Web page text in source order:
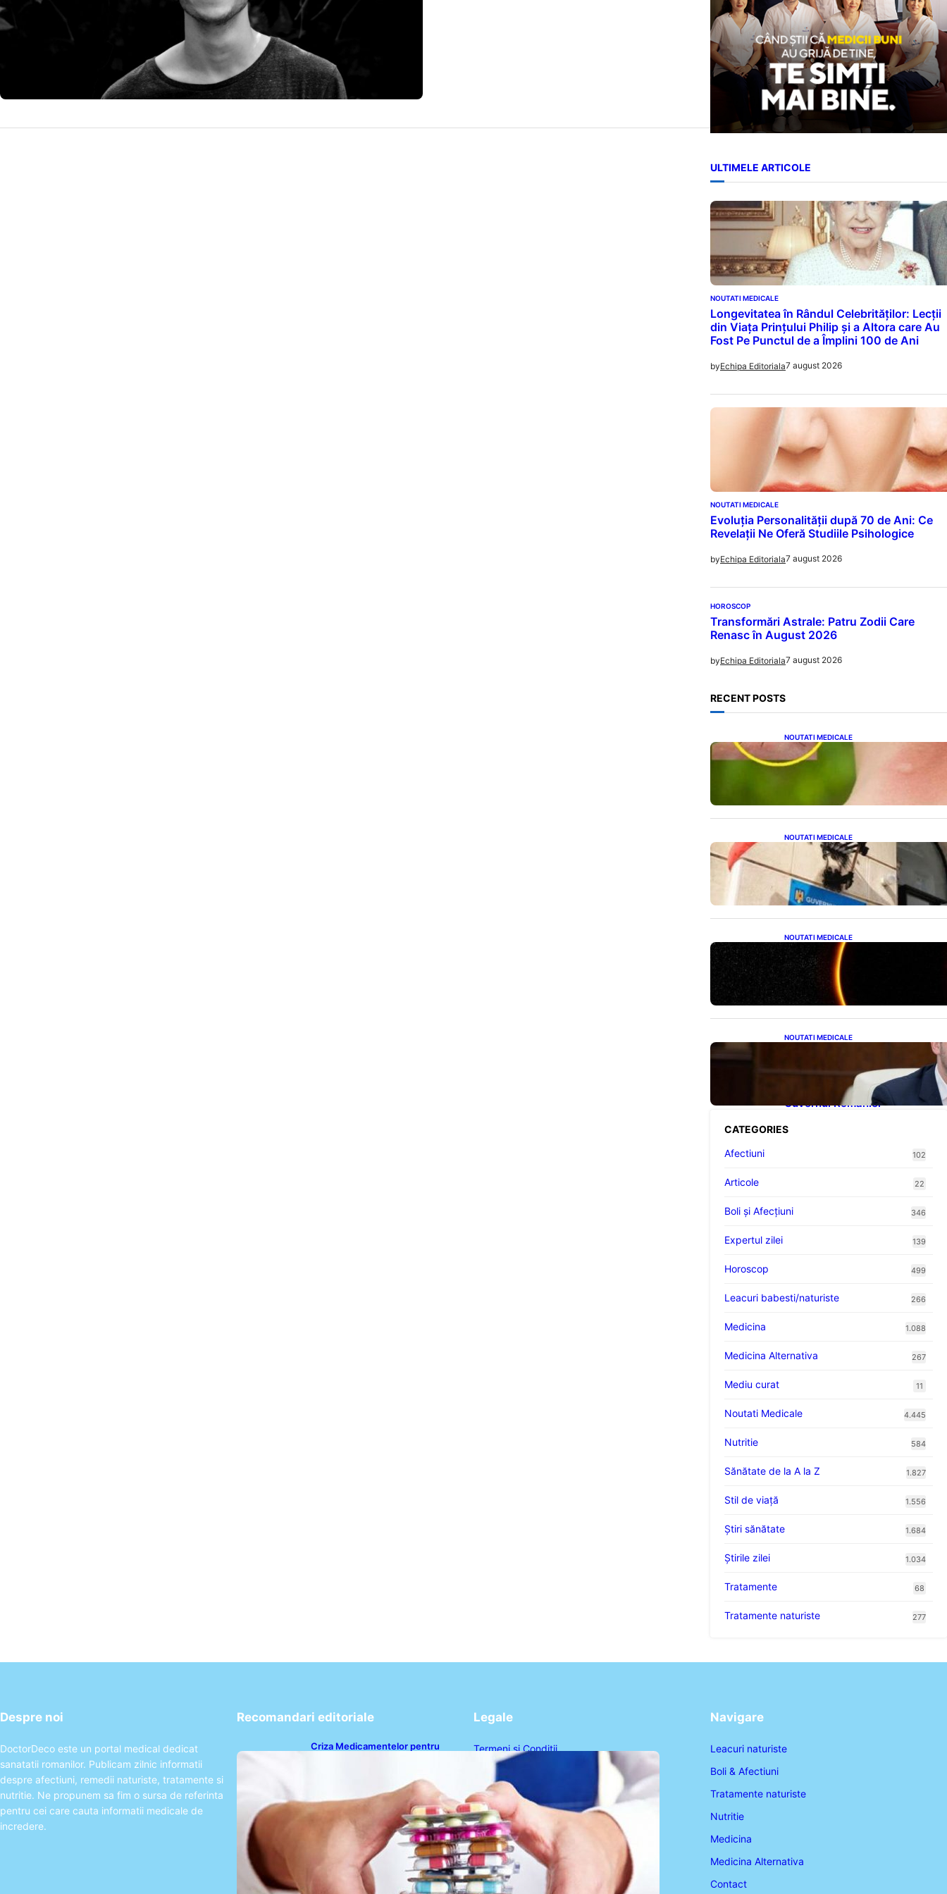
nu are nici…
ULTIMELE ARTICOLE
NOUTATI MEDICALE
Longevitatea în Rândul Celebrităților: Lecții
din Viața Prințului Philip și a Altora care Au
Fost Pe Punctul de a Împlini 100 de Ani
byEchipa Editoriala7 august 2026
NOUTATI MEDICALE
Evoluția Personalității după 70 de Ani: Ce
Revelații Ne Oferă Studiile Psihologice
byEchipa Editoriala7 august 2026
HOROSCOP
Transformări Astrale: Patru Zodii Care
Renasc în August 2026
byEchipa Editoriala7 august 2026
RECENT POSTS
NOUTATI MEDICALE
Cum bacteriile pielii
influențează atracția țânțarilor:
O nouă viziune asupra alegerii
NOUTATI MEDICALE
Investiția Ministerului
Sănătății: 174 de milioane de lei
pentru modernizarea sistemului
sanitar din România
NOUTATI MEDICALE
Eclipsa de Soare din august
2026: Un Spectacol
Astronomic Pe Cerul României
NOUTATI MEDICALE
asupra Producției de
Medicamente: Avertismentul lui
Alexandru Rogobete către
Guvernul României
CATEGORIES
Afectiuni
102
Articole 22
Boli și Afecțiuni 346
Expertul zilei 139
Horoscop 499
Leacuri babesti/naturiste 266
Medicina 1.088
Medicina Alternativa 267
Mediu curat 11
Noutati Medicale 4.445
Nutritie 584
Sănătate de la A la Z 1.827
Stil de viaţă 1.556
Ştiri sănătate 1.684
Știrile zilei 1.034
Tratamente 68
Tratamente naturiste 277
Despre noi
DoctorDeco este un portal medical dedicat
sanatatii romanilor. Publicam zilnic informatii
despre afectiuni, remedii naturiste, tratamente si
nutritie. Ne propunem sa fim o sursa de referinta
pentru cei care cauta informatii medicale de
incredere.
Recomandari editoriale
Criza Medicamentelor pentru
Legale
Termeni și Condiții
Politica de Cookies
Disclaimer
Contact
Navigare
Leacuri naturiste
Boli & Afectiuni
Tratamente naturiste
Nutritie
Medicina
Medicina Alternativa
Contact